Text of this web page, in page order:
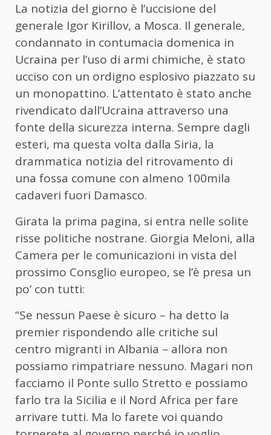
La notizia del giorno è l’uccisione del
generale Igor Kirillov, a Mosca. Il generale,
condannato in contumacia domenica in
Ucraina per l’uso di armi chimiche, è stato
ucciso con un ordigno esplosivo piazzato su
un monopattino. L’attentato è stato anche
rivendicato dall’Ucraina attraverso una
fonte della sicurezza interna. Sempre dagli
esteri, ma questa volta dalla Siria, la
drammatica notizia del ritrovamento di
una fossa comune con almeno 100mila
cadaveri fuori Damasco.
Girata la prima pagina, si entra nelle solite
risse politiche nostrane. Giorgia Meloni, alla
Camera per le comunicazioni in vista del
prossimo Consglio europeo, se l’è presa un
po’ con tutti:
“Se nessun Paese è sicuro – ha detto la
premier rispondendo alle critiche sul
centro migranti in Albania – allora non
possiamo rimpatriare nessuno. Magari non
facciamo il Ponte sullo Stretto e possiamo
farlo tra la Sicilia e il Nord Africa per fare
arrivare tutti. Ma lo farete voi quando